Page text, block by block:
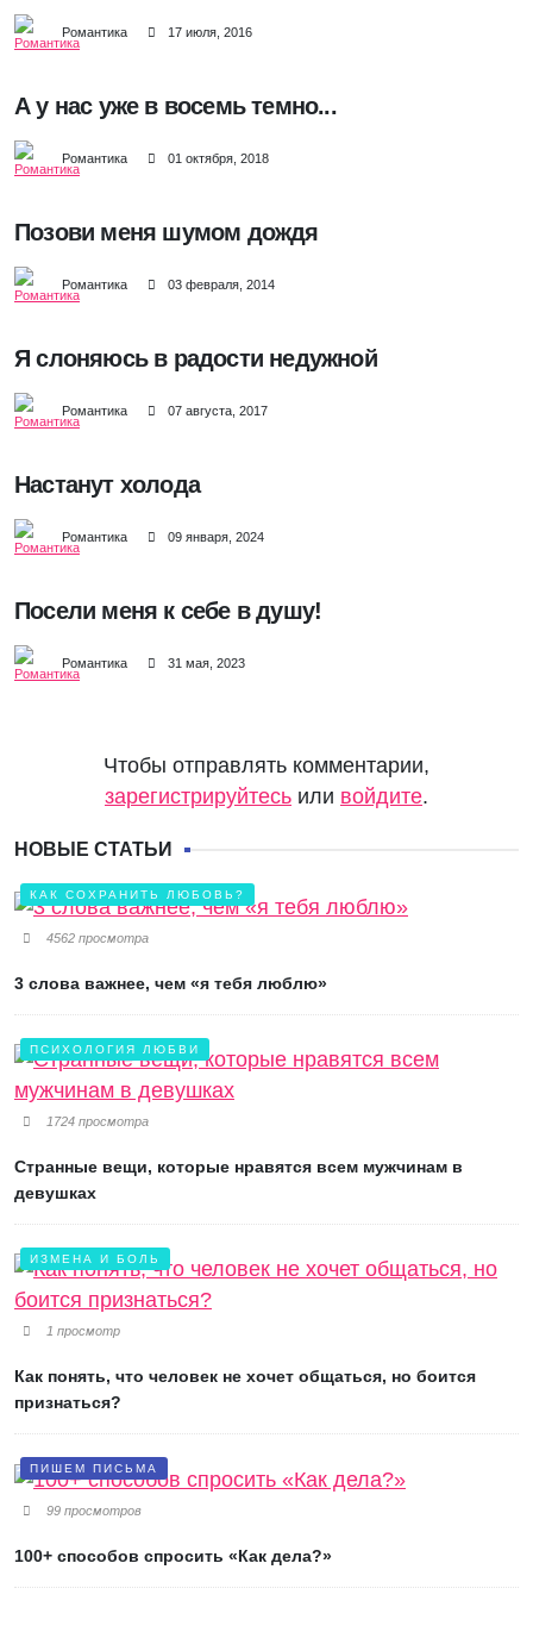
Романтика 17 июля, 2016
А у нас уже в восемь темно...
Романтика 01 октября, 2018
Позови меня шумом дождя
Романтика 03 февраля, 2014
Я слоняюсь в радости недужной
Романтика 07 августа, 2017
Настанут холода
Романтика 09 января, 2024
Посели меня к себе в душу!
Романтика 31 мая, 2023
Чтобы отправлять комментарии,
зарегистрируйтесь или войдите.
НОВЫЕ СТАТЬИ
КАК СОХРАНИТЬ ЛЮБОВЬ?
4562 просмотра
3 слова важнее, чем «я тебя люблю»
ПСИХОЛОГИЯ ЛЮБВИ
1724 просмотра
Странные вещи, которые нравятся всем мужчинам в
девушках
ИЗМЕНА И БОЛЬ
1 просмотр
Как понять, что человек не хочет общаться, но боится
признаться?
ПИШЕМ ПИСЬМА
99 просмотров
100+ способов спросить «Как дела?»